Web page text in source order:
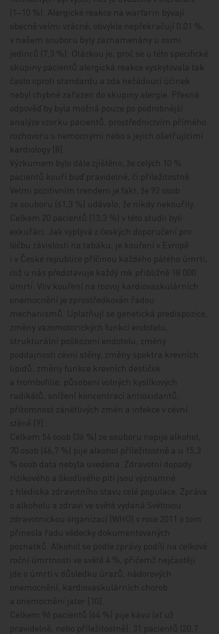
(1‒10 %). Alergické reakce na warfarin bývají
obecně velmi vzácné, obvykle nepřekračují 0,01 %,
v našem souboru byly zaznamenány u osmi
jedinců (7,3 %). Otázkou je, proč se u této specifické
skupiny pacientů alergická reakce vyskytovala tak
často oproti standardu a zda nežádoucí účinek
nebyl chybně zařazen do skupiny alergie. Přesná
odpověď by byla možná pouze po podrobnější
analýze vzorku pacientů, prostřednictvím přímého
rozhovoru s nemocnými nebo s jejich ošetřujícími
kardiology [8].
Výzkumem bylo dále zjištěno, že celých 10 %
pacientů kouří buď pravidelně, či příležitostně.
Velmi pozitivním trendem je fakt, že 92 osob
ze souboru (61,3 %) udávalo, že nikdy nekouřily.
Celkem 20 pacientů (13,3 %) v této studii byli
exkuřáci. Jak vyplývá z českých doporučení pro
léčbu závislosti na tabáku, je kouření v Evropě
i v České republice příčinou každého pátého úmrtí,
což u nás představuje každý rok přibližně 18 000
úmrtí. Vliv kouření na rozvoj kardiovaskulárních
onemocnění je zprostředkován řadou
mechanismů. Uplatňují se genetická predispozice,
změny vazomotorických funkcí endotelu,
strukturální poškození endotelu, změny
poddajnosti cévní stěny, změny spektra krevních
lipidů, změny funkce krevních destiček
a trombofilie, působení volných kyslíkových
radikálů, snížení koncentrací antioxidantů,
přítomnost zánětlivých změn a infekce v cévní
stěně [9].
Celkem 54 osob (36 %) ze souboru nepije alkohol,
70 osob (46,7 %) pije alkohol příležitostně a u 15,3
% osob data nebyla uvedena. Zdravotní dopady
rizikového a škodlivého pití jsou významné
z hlediska zdravotního stavu celé populace. Zpráva
o alkoholu a zdraví ve světě vydaná Světovou
zdravotnickou organizací (WHO) v roce 2011 o tom
přinesla řadu vědecky dokumentovaných
poznatků. Alkohol se podle zprávy podílí na celkové
roční úmrtnosti ve světě 4 %, přičemž nejčastěji
jde o úmrtí v důsledku úrazů, nádorových
onemocnění, kardiovaskulárních chorob
a onemocnění jater [10].
Celkem 96 pacientů (64 %) pije kávu (ať už
pravidelně, nebo příležitostně), 31 pacientů (20,7